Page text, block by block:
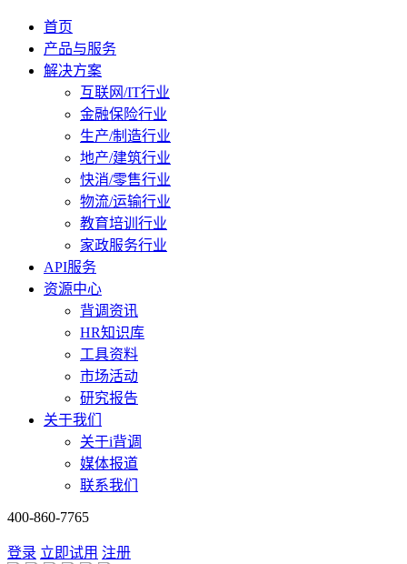
首页
产品与服务
解决方案
互联网/IT行业
金融保险行业
生产/制造行业
地产/建筑行业
快消/零售行业
物流/运输行业
教育培训行业
家政服务行业
API服务
资源中心
背调资讯
HR知识库
工具资料
市场活动
研究报告
关于我们
关于i背调
媒体报道
联系我们
400-860-7765
登录 立即试用 注册